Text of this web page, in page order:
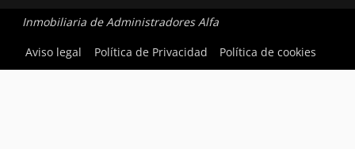
Inmobiliaria de Administradores Alfa
Aviso legal
Política de Privacidad Política de cookies